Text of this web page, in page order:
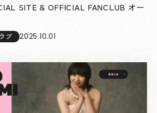
SITE & OFFICIAL FANCLUB オー
ブ 2025.10.01